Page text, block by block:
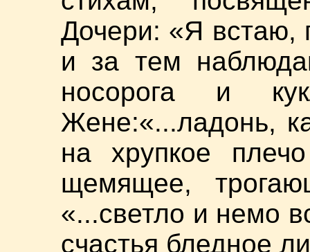
Дочери: «Я встаю,
и за тем
носорога и
Жене:«...ладонь,
на хрупкое
щемящее,
«...светло и немо
счастья бледное